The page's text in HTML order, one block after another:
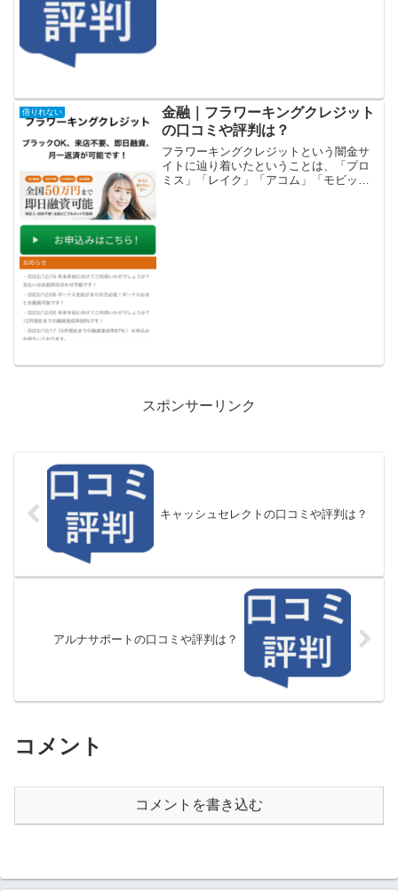
借りれない
金融｜フラワーキングクレジット
の口コミや評判は？
フラワーキングクレジットという闇金サ
イトに辿り着いたということは、「プロ
ミス」「レイク」「アコム」「モビッ
スポンサーリンク
キャッシュセレクトの口コミや評判は？
アルナサポートの口コミや評判は？
コメント
コメントを書き込む